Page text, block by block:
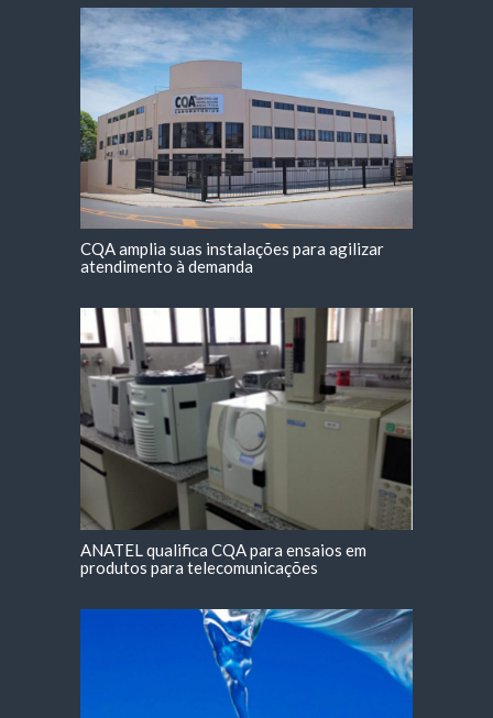
CQA amplia suas instalações para agilizar
atendimento à demanda
ANATEL qualifica CQA para ensaios em
produtos para telecomunicações